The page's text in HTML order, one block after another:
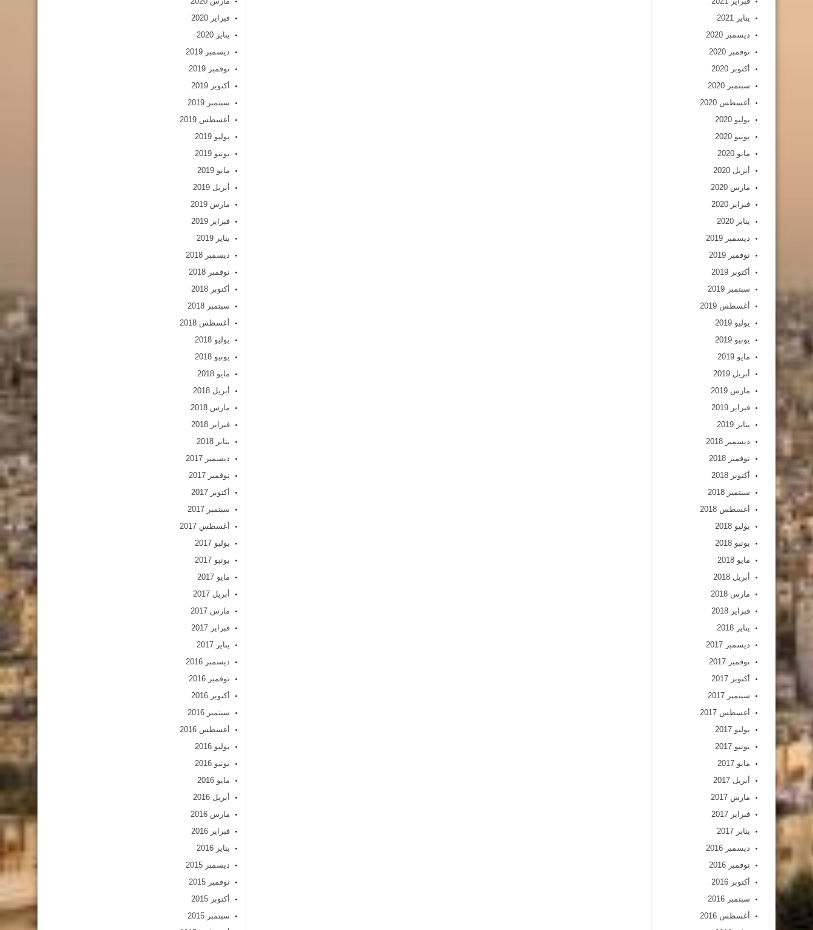
يناير 2021
ديسمبر 2020
نوفمبر 2020
أكتوبر 2020
سبتمبر 2020
أغسطس 2020
يوليو 2020
يونيو 2020
مايو 2020
أبريل 2020
مارس 2020
فبراير 2020
يناير 2020
ديسمبر 2019
نوفمبر 2019
أكتوبر 2019
سبتمبر 2019
أغسطس 2019
يوليو 2019
يونيو 2019
مايو 2019
أبريل 2019
مارس 2019
فبراير 2019
يناير 2019
ديسمبر 2018
نوفمبر 2018
أكتوبر 2018
سبتمبر 2018
أغسطس 2018
يوليو 2018
يونيو 2018
مايو 2018
أبريل 2018
مارس 2018
فبراير 2018
يناير 2018
ديسمبر 2017
نوفمبر 2017
أكتوبر 2017
سبتمبر 2017
أغسطس 2017
يوليو 2017
يونيو 2017
مايو 2017
أبريل 2017
مارس 2017
فبراير 2017
يناير 2017
ديسمبر 2016
نوفمبر 2016
أكتوبر 2016
سبتمبر 2016
أغسطس 2016
فبراير 2020
يناير 2020
ديسمبر 2019
نوفمبر 2019
أكتوبر 2019
سبتمبر 2019
أغسطس 2019
يوليو 2019
يونيو 2019
مايو 2019
أبريل 2019
مارس 2019
فبراير 2019
يناير 2019
ديسمبر 2018
نوفمبر 2018
أكتوبر 2018
سبتمبر 2018
أغسطس 2018
يوليو 2018
يونيو 2018
مايو 2018
أبريل 2018
مارس 2018
فبراير 2018
يناير 2018
ديسمبر 2017
نوفمبر 2017
أكتوبر 2017
سبتمبر 2017
أغسطس 2017
يوليو 2017
يونيو 2017
مايو 2017
أبريل 2017
مارس 2017
فبراير 2017
يناير 2017
ديسمبر 2016
نوفمبر 2016
أكتوبر 2016
سبتمبر 2016
أغسطس 2016
يوليو 2016
يونيو 2016
مايو 2016
أبريل 2016
مارس 2016
فبراير 2016
يناير 2016
ديسمبر 2015
نوفمبر 2015
أكتوبر 2015
سبتمبر 2015